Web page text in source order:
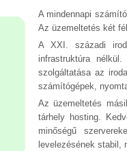
A mindennapi
Az üzemeltetés két
A XXI. századi
infrastruktúra
szolgáltatása az
számítógépek,
Az üzemeltetés
tárhely hosting.
minőségű
levelezésének stabil,